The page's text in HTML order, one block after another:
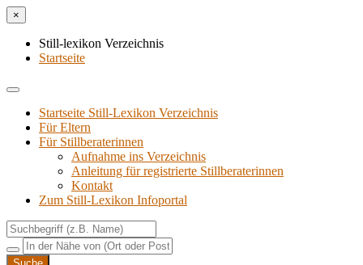
×
Still-lexikon Verzeichnis
Startseite
Startseite Still-Lexikon Verzeichnis
Für Eltern
Für Stillberaterinnen
Aufnahme ins Verzeichnis
Anlei­tung für regis­trier­te Stillberaterinnen
Kon­takt
Zum Still-Lexikon Infoportal